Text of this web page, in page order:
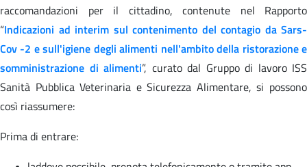
raccomandazioni per il cittadino, contenute nel Rapporto
“Indicazioni ad interim sul contenimento del contagio da Sars-
Cov -2 e sull'igiene degli alimenti nell'ambito della ristorazione e
somministrazione di alimenti”, curato dal Gruppo di lavoro ISS
Sanità Pubblica Veterinaria e Sicurezza Alimentare, si possono
così riassumere:
Prima di entrare: